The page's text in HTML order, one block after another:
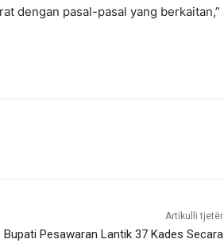
dengan pasal-pasal yang berkaitan,”
Artikulli tjetër
Bupati Pesawaran Lantik 37 Kades Secara